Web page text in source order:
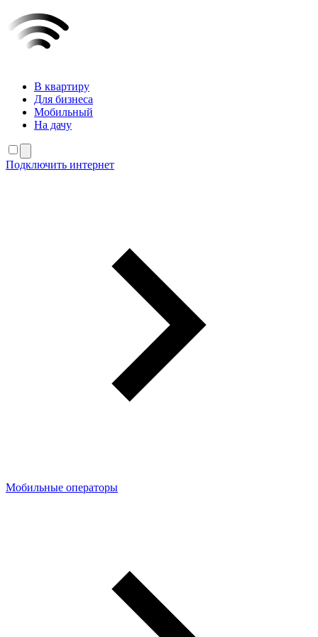
В квартиру
Для бизнеса
Мобильный
На дачу
Подключить интернет
Мобильные операторы